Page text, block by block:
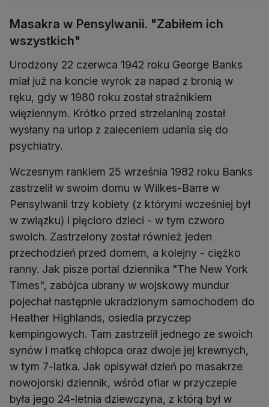
Masakra w Pensylwanii. "Zabiłem ich
wszystkich"
Urodzony 22 czerwca 1942 roku George Banks
miał już na koncie wyrok za napad z bronią w
ręku, gdy w 1980 roku został strażnikiem
więziennym. Krótko przed strzelaniną został
wysłany na urlop z zaleceniem udania się do
Wczesnym rankiem 25 września 1982 roku Banks
zastrzelił w swoim domu w Wilkes-Barre w
Pensylwanii trzy kobiety (z którymi wcześniej był
w związku) i pięcioro dzieci - w tym czworo
swoich. Zastrzelony został również jeden
przechodzień przed domem, a kolejny - ciężko
ranny. Jak pisze portal dziennika "The New York
Times", zabójca ubrany w wojskowy mundur
pojechał następnie ukradzionym samochodem do
Heather Highlands, osiedla przyczep
kempingowych. Tam zastrzelił jednego ze swoich
synów i matkę chłopca oraz dwoje jej krewnych,
w tym 7-latka. Jak opisywał dzień po masakrze
nowojorski dziennik, wśród ofiar w przyczepie
była jego 24-letnia dziewczyna, z którą był w